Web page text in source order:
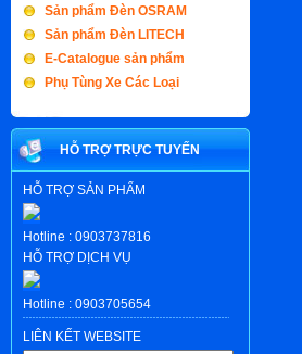
Sản phẩm Đèn OSRAM
Sản phẩm Đèn LITECH
E-Catalogue sản phẩm
Phụ Tùng Xe Các Loại
HỖ TRỢ TRỰC TUYẾN
HỖ TRỢ SẢN PHẨM
Hotline : 0903737816
HỖ TRỢ DỊCH VỤ
Hotline : 0903705654
LIÊN KẾT WEBSITE